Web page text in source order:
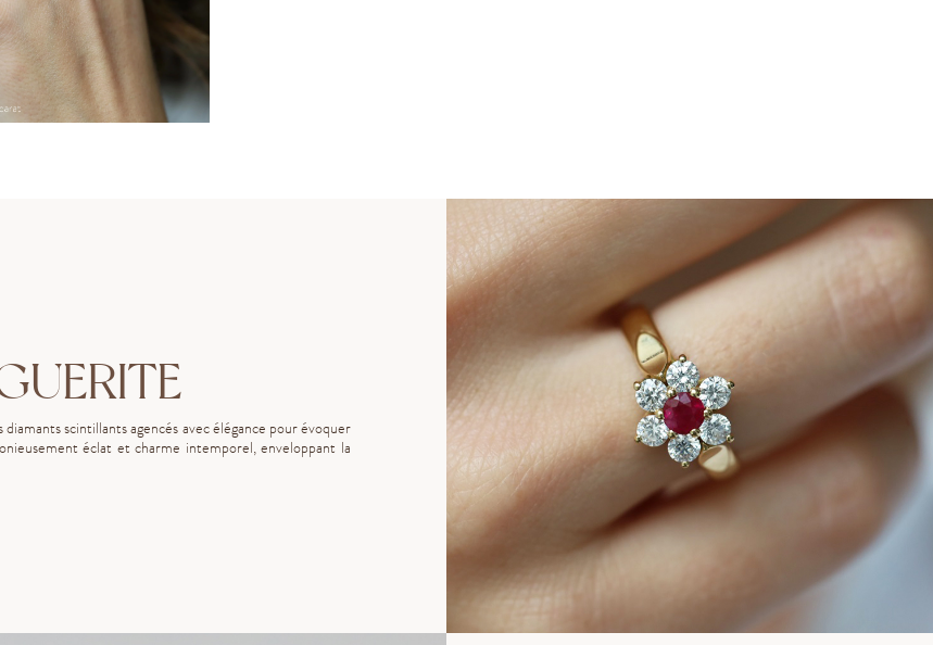
scintillants agencés avec élégance pour évoquer
éclat et charme intemporel, enveloppant la